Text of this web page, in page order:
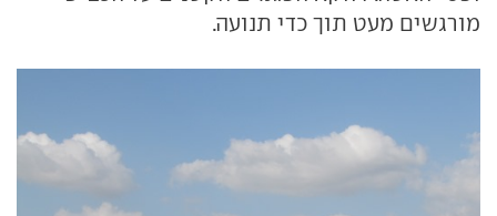
מורגשים מעט תוך כדי תנועה.